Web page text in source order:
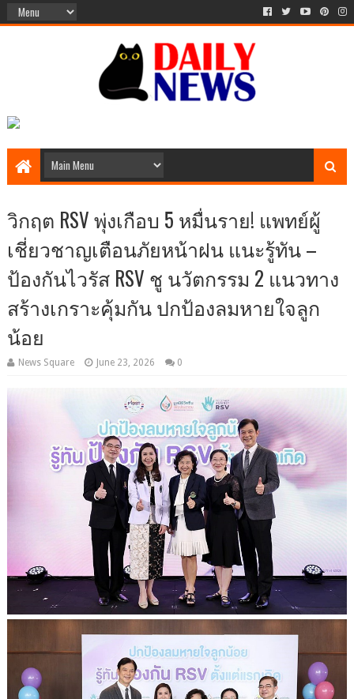
วิกฤต RSV พุ่งเกือบ 5 หมื่นราย! แพทย์ผู้
เชี่ยวชาญเตือนภัยหน้าฝน แนะรู้ทัน –
ป้องกันไวรัส RSV ชู นวัตกรรม 2 แนวทาง
สร้างเกราะคุ้มกัน ปกป้องลมหายใจลูก
น้อย
News Square June 23, 2026 0